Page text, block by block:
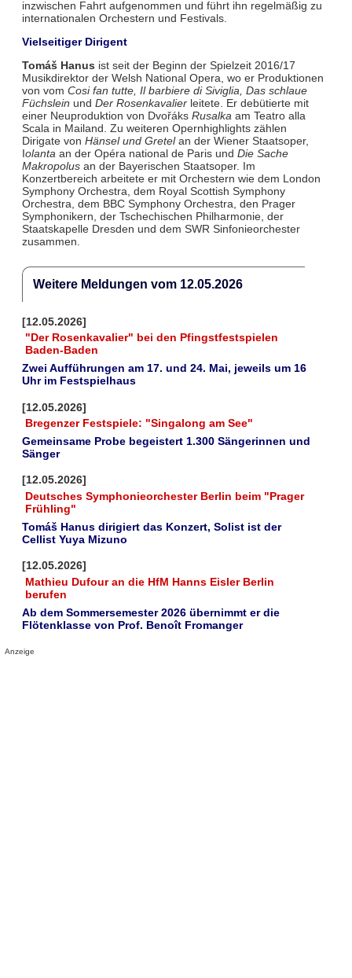
inzwischen Fahrt aufgenommen und führt ihn regelmäßig zu
internationalen Orchestern und Festivals.
Vielseitiger Dirigent
Tomáš Hanus ist seit der Beginn der Spielzeit 2016/17
Musikdirektor der Welsh National Opera, wo er Produktionen
von vom Cosi fan tutte, Il barbiere di Siviglia, Das schlaue
Füchslein und Der Rosenkavalierleitete. Er debütierte mit
einer Neuproduktion von Dvořáks Rusalkaam Teatro alla
Scala in Mailand. Zu weiteren Opernhighlights zählen
Dirigate von Hänsel und Gretelan der Wiener Staatsoper,
Iolantaan der Opéra national de Paris und Die Sache
Makropolusan der Bayerischen Staatsoper. Im
Konzertbereich arbeitete er mit Orchestern wie dem London
Symphony Orchestra, dem Royal Scottish Symphony
Orchestra, dem BBC Symphony Orchestra, den Prager
Symphonikern, der Tschechischen Philharmonie, der
Staatskapelle Dresden und dem SWR Sinfonieorchester
zusammen.
Weitere Meldungen vom 12.05.2026
[12.05.2026]
"Der Rosenkavalier" bei den Pfingstfestspielen
Baden-Baden
Zwei Aufführungen am 17. und 24. Mai, jeweils um 16
Uhr im Festspielhaus
[12.05.2026]
Bregenzer Festspiele: "Singalong am See"
Gemeinsame Probe begeistert 1.300 Sängerinnen und
Sänger
[12.05.2026]
Deutsches Symphonieorchester Berlin beim "Prager
Frühling"
Tomáš Hanus dirigiert das Konzert, Solist ist der
Cellist Yuya Mizuno
[12.05.2026]
Mathieu Dufour an die HfM Hanns Eisler Berlin
berufen
Ab dem Sommersemester 2026 übernimmt er die
Flötenklasse von Prof. Benoît Fromanger
Anzeige